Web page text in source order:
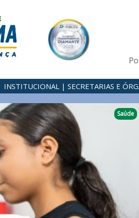
INSTITUCIONAL | SECRETARIAS E
Saúde